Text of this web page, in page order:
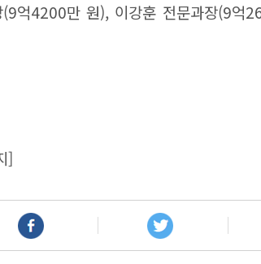
억4200만 원), 이강훈 전문과장(9
]